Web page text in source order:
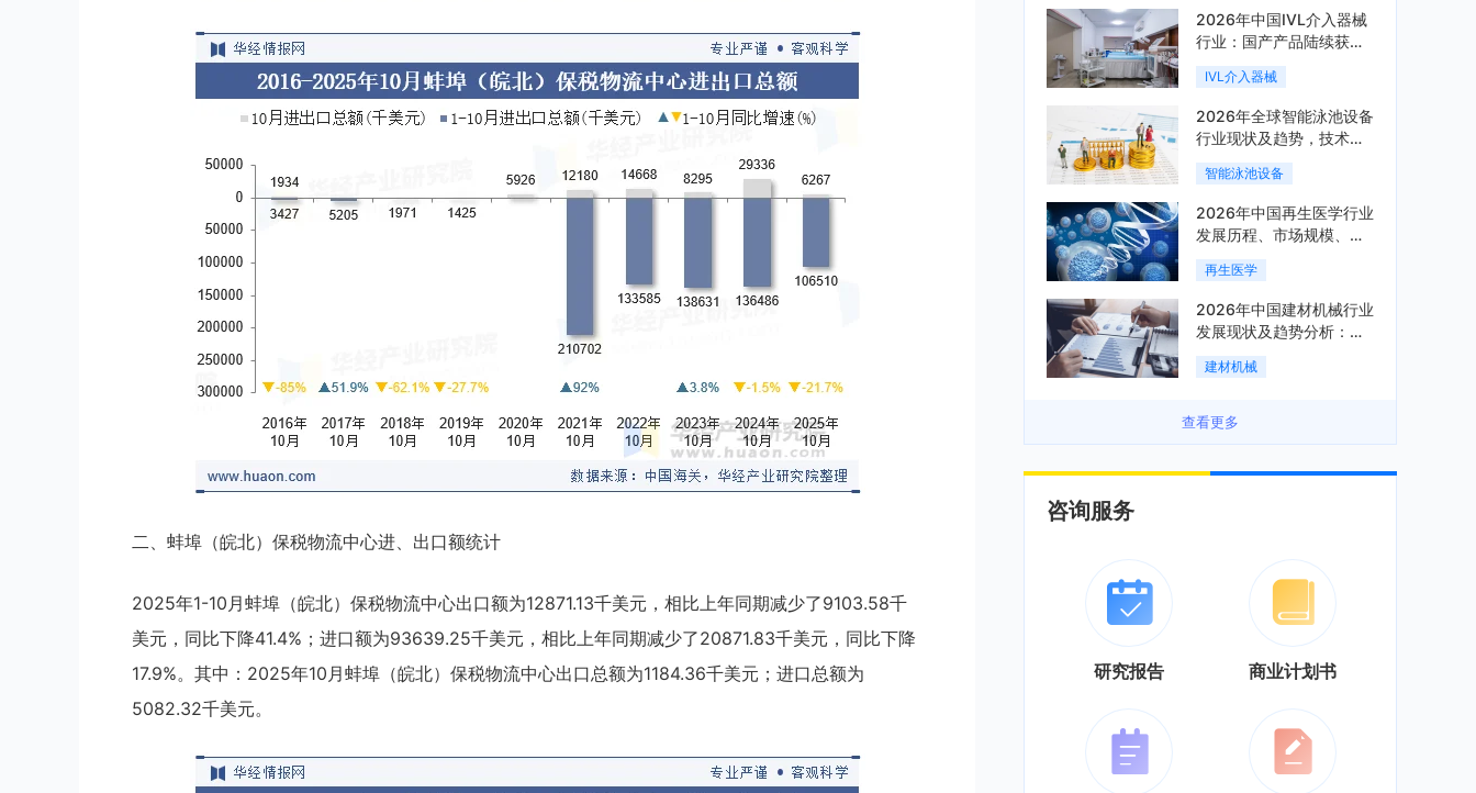
二、蚌埠（皖北）保税物流中心进、出口额统计
2025年1-10月蚌埠（皖北）保税物流中心出口额为12871.13千美元，相比上年同期减少了9103.58千
美元，同比下降41.4%；进口额为93639.25千美元，相比上年同期减少了20871.83千美元，同比下降
17.9%。其中：2025年10月蚌埠（皖北）保税物流中心出口总额为1184.36千美元；进口总额为
5082.32千美元。
2026年中国IVL介入器械
行业：国产产品陆续获
批，市场将进入持续高增
长阶段「图」
IVL介入器械
2026年全球智能泳池设备
行业现状及趋势，技术端
朝着系统集成、绿色节能
方向迭代「图」
智能泳池设备
2026年中国再生医学行业
发展历程、市场规模、相
关政策、产业链、竞争格
局及发展潜力分析「图」
再生医学
2026年中国建材机械行业
发展现状及趋势分析：企
业加速向“装备+系统+服
务”综合服务商转型「图」
建材机械
查看更多
咨询服务
研究报告 商业计划书